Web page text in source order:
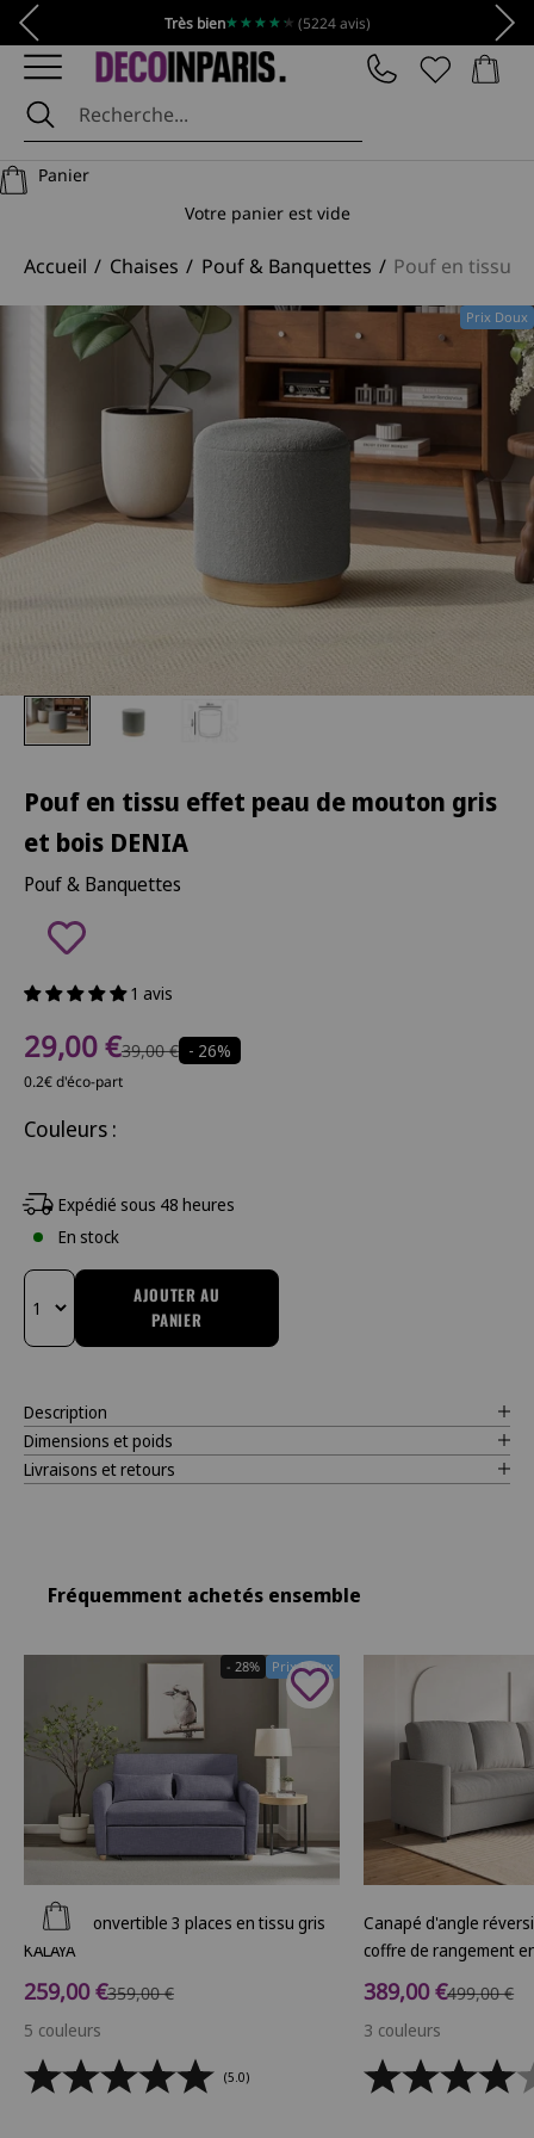
Passer au contenu
Précédent Très bien★★★★★
★★★★★ (5224 avis)
DécoInParis Panier
Panier
Votre panier est vide
Accueil Chaises Pouf & Banquettes Pouf en tissu
Prix Doux
Pouf en tissu effet peau de mouton gris
et bois DENIA
Pouf & Banquettes
1 avis
Prix de vente
29,00 €Prix normal
39,00 € - 26%
0.2€ d'éco-part
Couleurs :
Expédié sous 48 heures
En stock
Changer la quantité
AJOUTER AU
PANIER
Description
Dimensions et poids
Livraisons et retours
Fréquemment achetés ensemble
Prix Doux
- 28%
Ajouter au panier
Canapé convertible 3 places en tissu gris
KALAYA
Prix de vente
259,00 €Prix normal
359,00 €
5 couleurs
(5.0)
Canapé d'angle
coffre de rangement
Prix de vente
389,00 €Prix
499,00 €
3 couleurs